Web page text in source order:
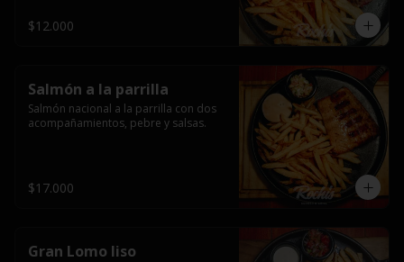
$12.000
Salmón a la parrilla
Salmón nacional a la parrilla con dos
acompañamientos, pebre y salsas.
$17.000
Gran Lomo liso